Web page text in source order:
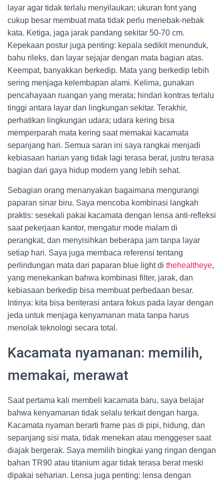
layar agar tidak terlalu menyilaukan; ukuran font yang
cukup besar membuat mata tidak perlu menebak-nebak
kata. Ketiga, jaga jarak pandang sekitar 50-70 cm.
Kepekaan postur juga penting: kepala sedikit menunduk,
bahu rileks, dan layar sejajar dengan mata bagian atas.
Keempat, banyakkan berkedip. Mata yang berkedip lebih
sering menjaga kelembapan alami. Kelima, gunakan
pencahayaan ruangan yang merata; hindari kontras terlalu
tinggi antara layar dan lingkungan sekitar. Terakhir,
perhatikan lingkungan udara; udara kering bisa
memperparah mata kering saat memakai kacamata
sepanjang hari. Semua saran ini saya rangkai menjadi
kebiasaan harian yang tidak lagi terasa berat, justru terasa
bagian dari gaya hidup modern yang lebih sehat.
Sebagian orang menanyakan bagaimana mengurangi
paparan sinar biru. Saya mencoba kombinasi langkah
praktis: sesekali pakai kacamata dengan lensa anti-refleksi
saat pekerjaan kantor, mengatur mode malam di
perangkat, dan menyisihkan beberapa jam tanpa layar
setiap hari. Saya juga membaca referensi tentang
perlindungan mata dari paparan blue light di thehealtheye,
yang menekankan bahwa kombinasi filter, jarak, dan
kebiasaan berkedip bisa membuat perbedaan besar.
Intinya: kita bisa beriterasi antara fokus pada layar dengan
jeda untuk menjaga kenyamanan mata tanpa harus
menolak teknologi secara total.
Kacamata nyamanan: memilih,
memakai, merawat
Saat pertama kali membeli kacamata baru, saya belajar
bahwa kenyamanan tidak selalu terkait dengan harga.
Kacamata nyaman berarti frame pas di pipi, hidung, dan
sepanjang sisi mata, tidak menekan atau menggeser saat
diajak bergerak. Saya memilih bingkai yang ringan dengan
bahan TR90 atau titanium agar tidak terasa berat meski
dipakai seharian. Lensa juga penting: lensa dengan